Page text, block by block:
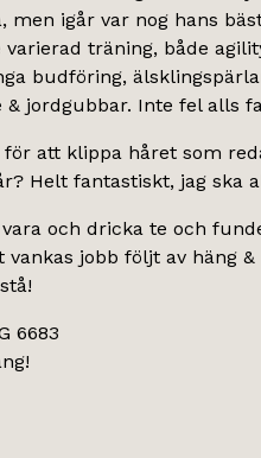
igår var nog hans
träning, både
budföring,
jordgubbar. Inte fel alls
att klippa håret som
Helt fantastiskt, jag ska
och dricka te och
jobb följt av häng &